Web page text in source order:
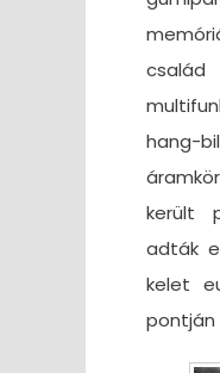
család
hang-
került
adták
kelet
pontján